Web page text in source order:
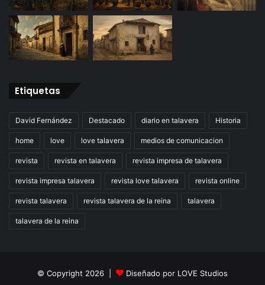
Etiquetas
David Fernández Destacado diario en talavera Historia
home love love talavera medios de comunicacion
revista revista en talavera revista impresa de talavera
revista impresa talavera revista love talavera revista online
revista talavera revista talavera de la reina talavera
talavera de la reina
© Copyright 2026 | Diseñado por LOVE Studios